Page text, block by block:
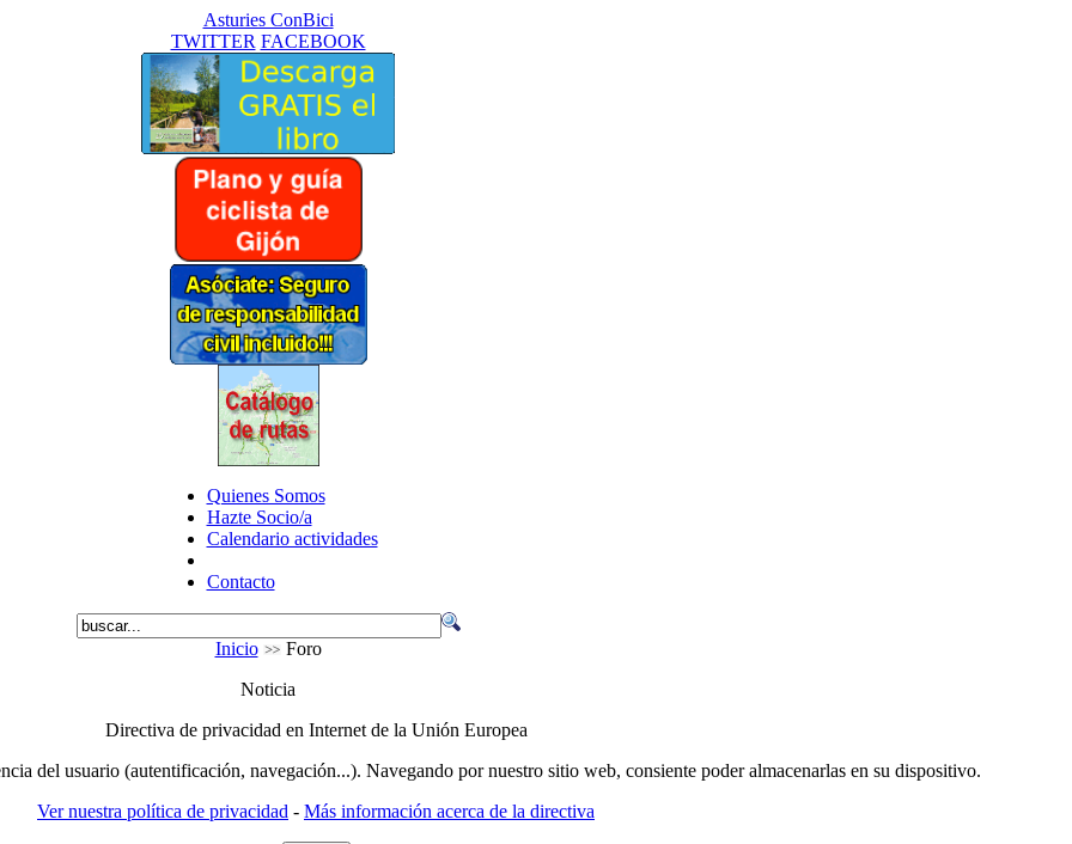
Asturies ConBici
TWITTER FACEBOOK
Quienes Somos
Hazte Socio/a
Calendario actividades
Contacto
Inicio
Foro
Noticia
Directiva de privacidad en Internet de la Unión Europea
del usuario (autentificación, navegación...). Navegando por nuestro sitio web, consiente poder almacenarlas en su dispositivo.
Ver nuestra política de privacidad - Más información acerca de la directiva